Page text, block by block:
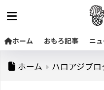
ホーム おもろ記事 ニ
ホーム ハロアジブロ